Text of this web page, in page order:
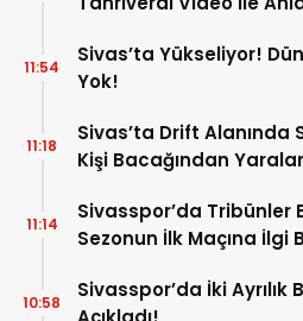
Sivas’ta Yükseliyor!
Yok!
11:54
Sivas’ta Drift Alanında
Kişi Bacağından
11:18
Sivasspor’da Tribünler
Sezonun İlk Maçına İlgi
11:14
Sivasspor’da İki
10:58